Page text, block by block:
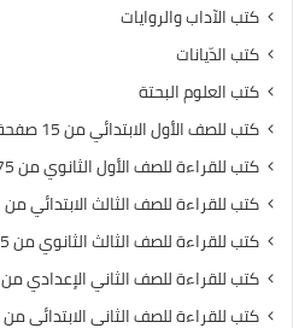
كتب الآداب والروايات
كتب الدّيانات
كتب العلوم البحتة
كتب للصف الأول الابتدائي من 15 صفحة
كتب للقراءة للصف الأول الثانوي من 75 صفحة
كتب للقراءة للصف الثالث الابتدائي من 25 صفحة
كتب للقراءة للصف الثالث الثانوي من 85 صفحة
كتب للقراءة للصف الثاني الإعدادي من 60 صفحة
كتب للقراءة للصف الثاني الابتدائي من 20 صفحة